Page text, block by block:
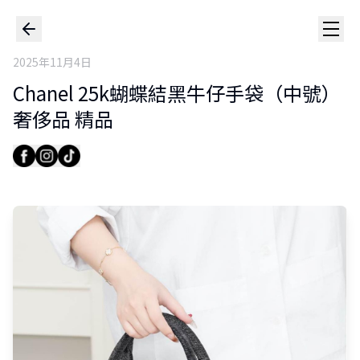
2025年11月4日
Chanel 25k蝴蝶結黑牛仔手袋（中號）
奢侈品 精品